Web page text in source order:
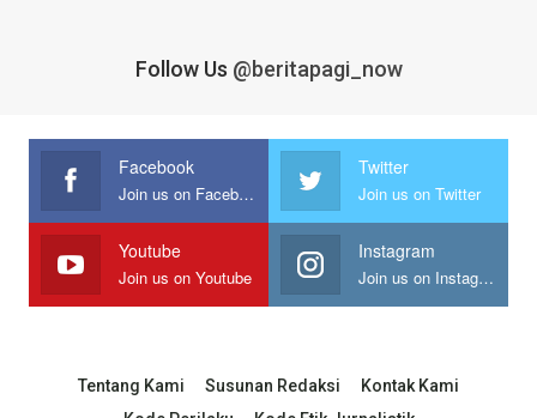
Follow Us @beritapagi_now
Facebook
Join us on Facebook
Twitter
Join us on Twitter
Youtube
Join us on Youtube
Instagram
Join us on Instagram
Tentang Kami Susunan Redaksi
Kontak Kami